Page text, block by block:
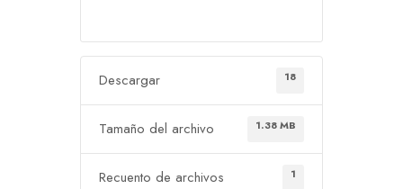
Descargar 18
Tamaño del archivo 1.38 MB
Recuento de archivos 1